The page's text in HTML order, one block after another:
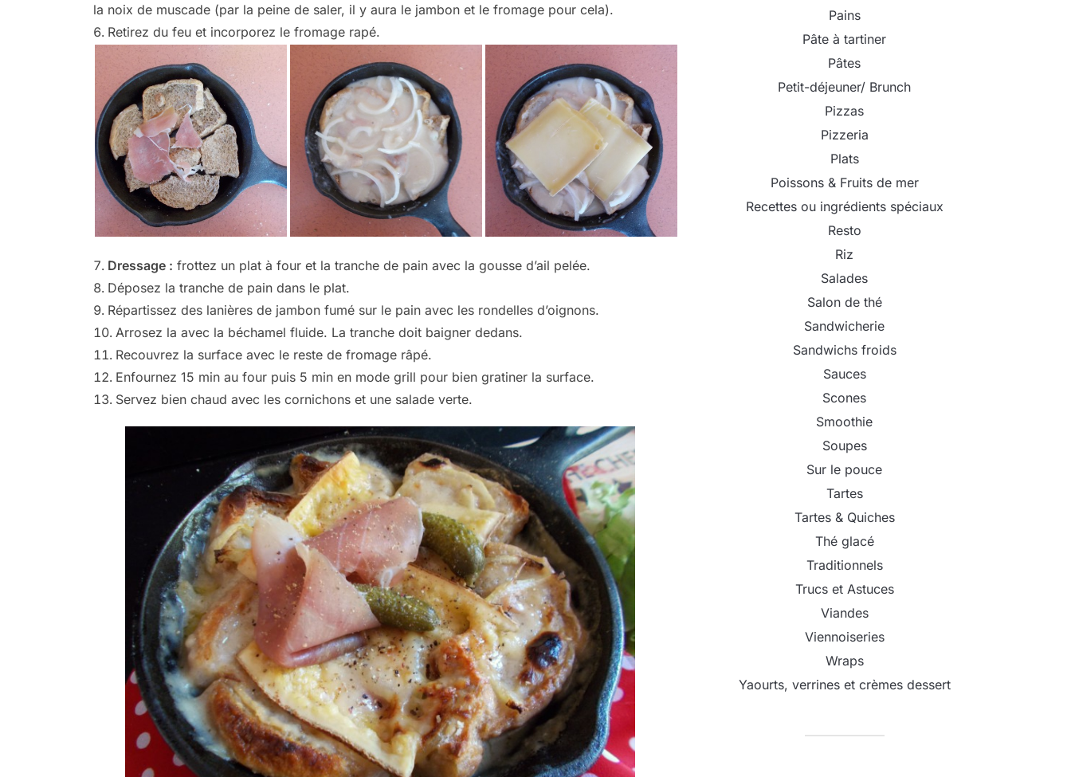
la noix de muscade (par la peine de saler, il y aura le jambon et le fromage pour cela).
Retirez du feu et incorporez le fromage rapé.
Dressage : frottez un plat à four et la tranche de pain avec la gousse d’ail pelée.
Déposez la tranche de pain dans le plat.
Répartissez des lanières de jambon fumé sur le pain avec les rondelles d’oignons.
Arrosez la avec la béchamel fluide. La tranche doit baigner dedans.
Recouvrez la surface avec le reste de fromage râpé.
Enfournez 15 min au four puis 5 min en mode grill pour bien gratiner la surface.
Servez bien chaud avec les cornichons et une salade verte.
Pains
Pâte à tartiner
Pâtes
Petit-déjeuner/ Brunch
Pizzas
Pizzeria
Plats
Poissons & Fruits de mer
Recettes ou ingrédients spéciaux
Resto
Riz
Salades
Salon de thé
Sandwicherie
Sandwichs froids
Sauces
Scones
Smoothie
Soupes
Sur le pouce
Tartes
Tartes & Quiches
Thé glacé
Traditionnels
Trucs et Astuces
Viandes
Viennoiseries
Wraps
Yaourts, verrines et crèmes dessert